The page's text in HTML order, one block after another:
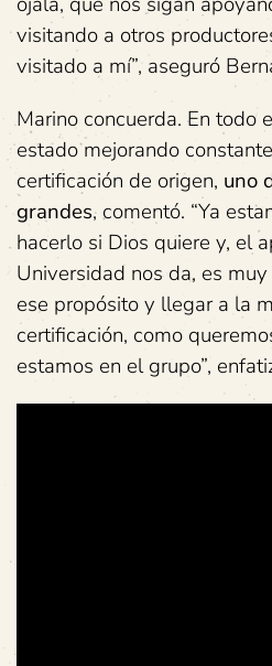
visitando a otros
visitado a mí”, aseguró
Marino concuerda. En todo
estado mejorando
certificación de origen, uno
grandes, comentó. “Ya
hacerlo si Dios quiere y, el
Universidad nos da, es
ese propósito y llegar a la
certificación, como
estamos en el grupo”,